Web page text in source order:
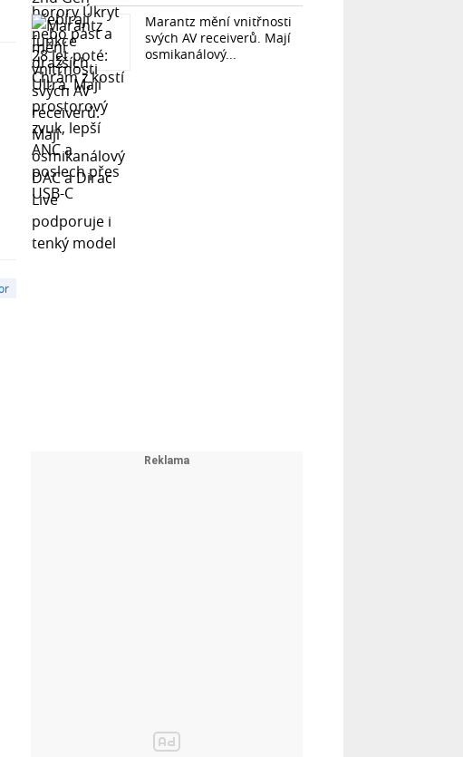
Marantz mění vnitřnosti
svých AV receiverů. Mají
osmikanálový...